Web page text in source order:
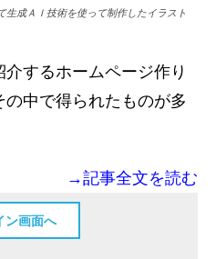
生成ＡＩ技術を使って制作したイラスト
するホームページ作り
中で得られたものが多
→記事全文を読む
ン画面へ